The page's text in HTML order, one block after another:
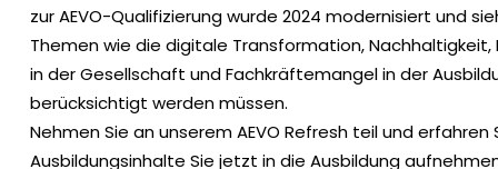
zur AEVO-Qualifizierung wurde 2024 modernisiert und
Themen wie die digitale Transformation,
in der Gesellschaft und Fachkräftemangel in der
berücksichtigt werden müssen.
Nehmen Sie an unserem AEVO Refresh teil und erfahren
Ausbildungsinhalte Sie jetzt in die Ausbildung